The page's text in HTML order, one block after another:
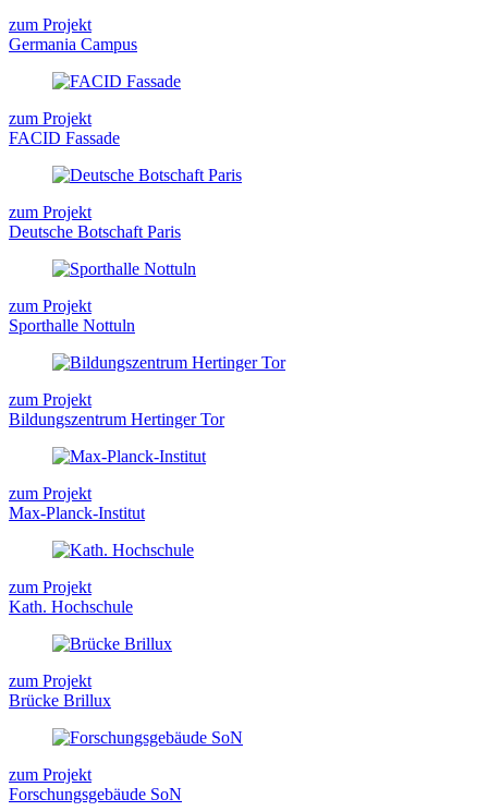
zum Projekt
Germania Campus
zum Projekt
FACID Fassade
zum Projekt
Deutsche Botschaft Paris
zum Projekt
Sporthalle Nottuln
zum Projekt
Bildungszentrum Hertinger Tor
zum Projekt
Max-Planck-Institut
zum Projekt
Kath. Hochschule
zum Projekt
Brücke Brillux
zum Projekt
Forschungsgebäude SoN